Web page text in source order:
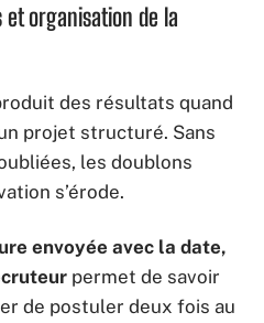
organisation de la
des résultats quand
projet structuré. Sans
les doublons
s’érode.
envoyée avec la date,
permet de savoir
de postuler deux fois au